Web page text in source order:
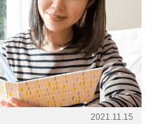
2021.11.15